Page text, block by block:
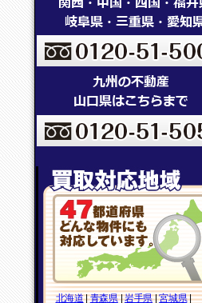
北海道|青森県|岩手県|宮城県|